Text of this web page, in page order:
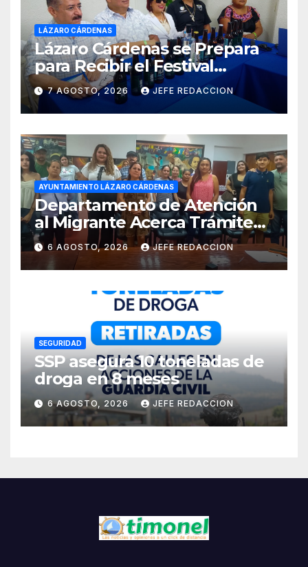
LÁZARO CÁRDENAS
Lázaro Cárdenas se Prepara
para Recibir el Festival
Internacional de la Cerveza
Costa de Michoacán 2026
7 AGOSTO, 2026 JEFE REDACCION
AYUNTAMIENTO LÁZARO CÁRDENAS
Departamento de Atención
al Migrante Acerca Trámite
de Pasaportes
Estadounidenses a
Residentes de Lázaro
Cárdenas
6 AGOSTO, 2026 JEFE REDACCION
SEGURIDAD
SSP asegura 10 toneladas de
droga en 8 meses
6 AGOSTO, 2026 JEFE REDACCION